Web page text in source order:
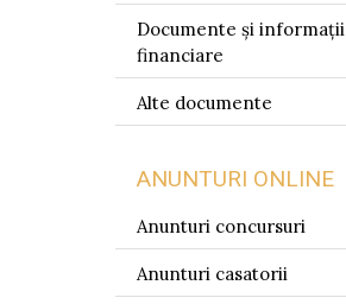
Documente și informații
financiare
Alte documente
ANUNTURI ONLINE
Anunturi concursuri
Anunturi casatorii